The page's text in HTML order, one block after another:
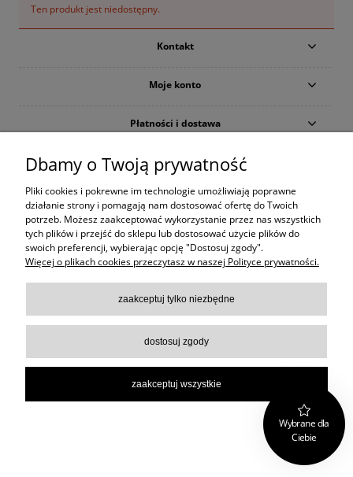
Ten produkt jest niedostępny.
Kontakt
Moje konto
Płatności i dostawa
Informacje
O Firmie
Pomoc
pokaż pełną wersję strony
Sklep internetowy Shoper Premium
Dbamy o Twoją prywatność
Pliki cookies i pokrewne im technologie umożliwiają poprawne
działanie strony i pomagają nam dostosować ofertę do Twoich
potrzeb. Możesz zaakceptować wykorzystanie przez nas wszystkich
tych plików i przejść do sklepu lub dostosować użycie plików do
swoich preferencji, wybierając opcję "Dostosuj zgody".
Więcej o plikach cookies przeczytasz w naszej Polityce prywatności.
zaakceptuj tylko niezbędne
dostosuj zgody
zaakceptuj wszystkie